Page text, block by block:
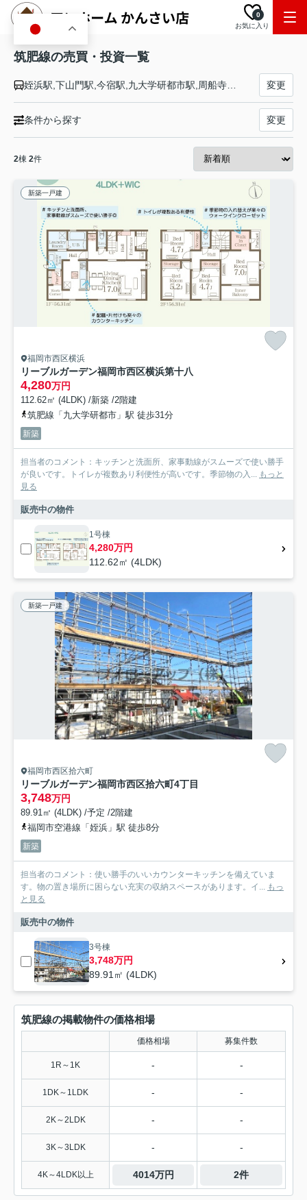
お気に入り
0
筑肥線の売買・投資一覧
変更
条件から探す 変更
2棟 2件
新築一戸建
福岡市西区横浜
リーブルガーデン福岡市西区横浜第十八
4,280万円
112.62㎡ (4LDK) /新築 /2階建
筑肥線「九大学研都市」駅 徒歩31分
新築
担当者のコメント：キッチンと洗面所、家事動線がスムーズで使い勝手
が良いです。トイレが複数あり利便性が高いです。季節物の入... もっと
見る
販売中の物件
1号棟
4,280万円
112.62㎡ (4LDK)
新築一戸建
福岡市西区拾六町
リーブルガーデン福岡市西区拾六町4丁目
3,748万円
89.91㎡ (4LDK) /予定 /2階建
福岡市空港線「姪浜」駅 徒歩8分
新築
担当者のコメント：使い勝手のいいカウンターキッチンを備えていま
す。物の置き場所に困らない充実の収納スペースがあります。イ... もっ
と見る
販売中の物件
3号棟
3,748万円
89.91㎡ (4LDK)
筑肥線の掲載物件の価格相場
価格相場 募集件数
1R～1K - -
1DK～1LDK - -
2K～2LDK - -
3K～3LDK - -
4K～4LDK以上 4014万円 2件